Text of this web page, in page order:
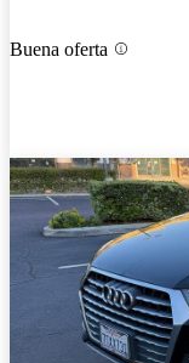
Buena oferta